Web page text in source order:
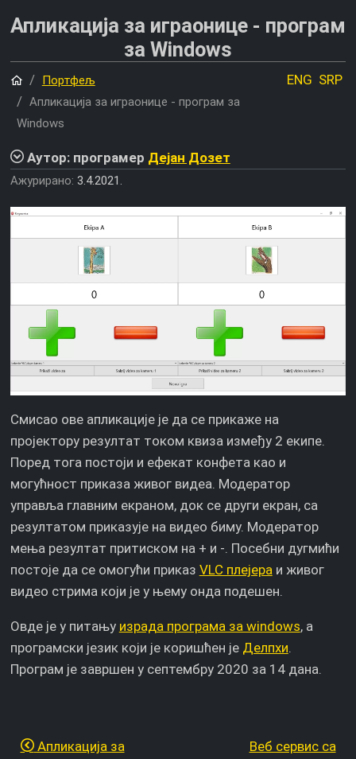
Апликација за играонице - програм
за Windows
Почетна
Портфељ
Апликација за играонице - програм за
Windows
ENG SRP
Аутор: програмер Дејан Дозет
Ажурирано: 3.4.2021.
Смисао ове апликације је да се прикаже на
пројектору резултат током квиза између 2 екипе.
Поред тога постоји и ефекат конфета као и
могућност приказа живог видеа. Модератор
управља главним екраном, док се други екран, са
резултатом приказује на видео биму. Модератор
мења резултат притиском на + и -. Посебни дугмићи
постоје да се омогући приказ VLC плејераи живог
видео стрима који је у њему онда подешен.
Овде је у питању израда програма за windows, а
програмски језик који је коришћен је Делпхи.
Програм је завршен у септембру 2020 за 14 дана.
Апликација за
Веб сервис са